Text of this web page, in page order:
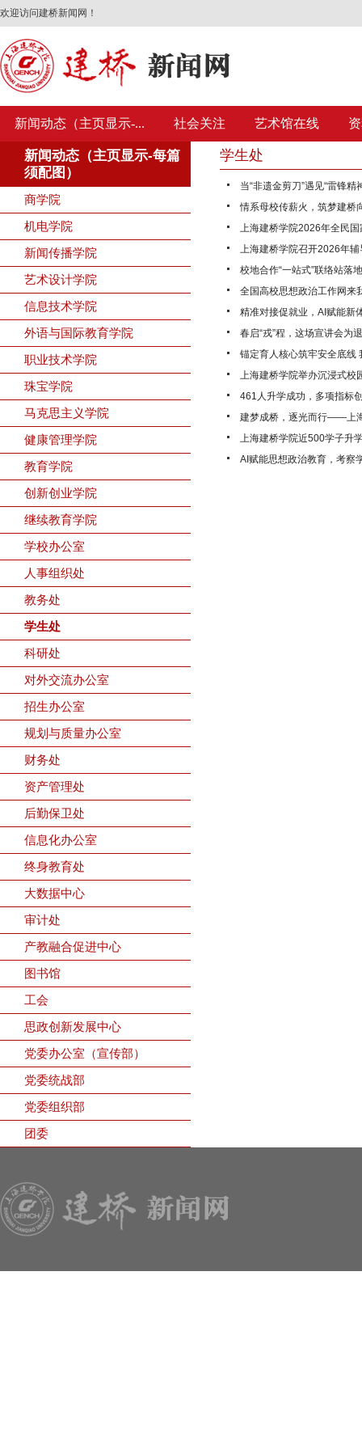
欢迎访问建桥新闻网！
新闻动态（主页显示-... 社会关注 艺术馆在线
新闻动态（主页显示-每篇
须配图）
商学院
机电学院
新闻传播学院
艺术设计学院
信息技术学院
外语与国际教育学院
职业技术学院
珠宝学院
马克思主义学院
健康管理学院
教育学院
创新创业学院
继续教育学院
学校办公室
人事组织处
教务处
学生处
科研处
对外交流办公室
招生办公室
规划与质量办公室
财务处
资产管理处
后勤保卫处
信息化办公室
终身教育处
大数据中心
审计处
产教融合促进中心
图书馆
工会
思政创新发展中心
党委办公室（宣传部）
党委统战部
党委组织部
团委
学生处
当“非遗金剪刀”遇见“雷锋
情系母校传薪火，筑梦建
上海建桥学院2026年全民
上海建桥学院召开2026年
校地合作“一站式”联络站落
全国高校思想政治工作网来
精准对接促就业，AI赋能
春启“戎”程，这场宣讲会为
锚定育人核心筑牢安全底线
上海建桥学院举办沉浸式校
461人升学成功，多项指标
建梦成桥，逐光而行——上
上海建桥学院近500学子升
AI赋能思想政治教育，考察